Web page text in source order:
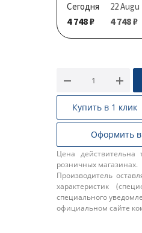
Сегодня
4 748 ₽
22 Augu
4 748 ₽
Купить в 1 клик
Оформить в
Цена
розничных магазинах.
Производитель
характеристик
специального
официальном сайте